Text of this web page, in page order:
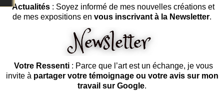
Actualités : Soyez informé de mes nouvelles créations et
de mes expositions en vous inscrivant à la Newsletter.
Votre Ressenti: Parce que l’art est un échange, je vous
invite à partager votre témoignage ou votre avis sur mon
travail sur Google.